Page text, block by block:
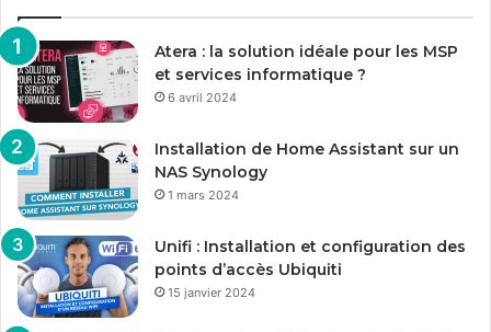
Atera : la solution idéale pour les MSP
et services informatique ?
6 avril 2024
Installation de Home Assistant sur un
NAS Synology
1 mars 2024
Unifi : Installation et configuration des
points d’accès Ubiquiti
15 janvier 2024